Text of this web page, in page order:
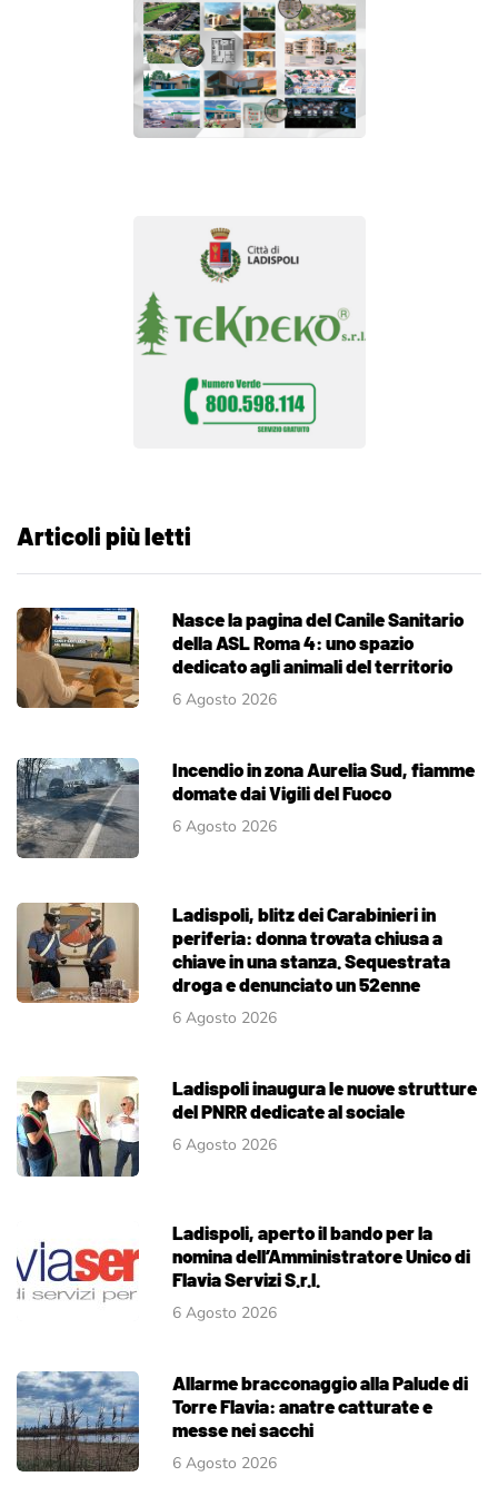
Articoli più letti
Nasce la pagina del Canile Sanitario
della ASL Roma 4: uno spazio
dedicato agli animali del territorio
6 Agosto 2026
Incendio in zona Aurelia Sud, fiamme
domate dai Vigili del Fuoco
6 Agosto 2026
Ladispoli, blitz dei Carabinieri in
periferia: donna trovata chiusa a
chiave in una stanza. Sequestrata
droga e denunciato un 52enne
6 Agosto 2026
Ladispoli inaugura le nuove strutture
del PNRR dedicate al sociale
6 Agosto 2026
Ladispoli, aperto il bando per la
nomina dell’Amministratore Unico di
Flavia Servizi S.r.l.
6 Agosto 2026
Allarme bracconaggio alla Palude di
Torre Flavia: anatre catturate e
messe nei sacchi
6 Agosto 2026